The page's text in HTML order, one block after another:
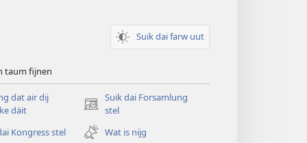
Suik dai farw uut
taum fijnen
dat air dij
däit
Suik dai Forsamlung
stel
(opens
new
window)
Kongress stel
Wat is nijg